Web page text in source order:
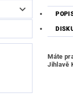
Máte
Jihlavě